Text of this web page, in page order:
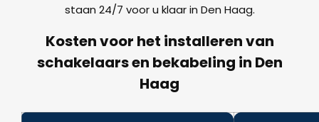
staan 24/7 voor u klaar in Den Haag.
Kosten voor het installeren van
schakelaars en bekabeling in Den
Haag